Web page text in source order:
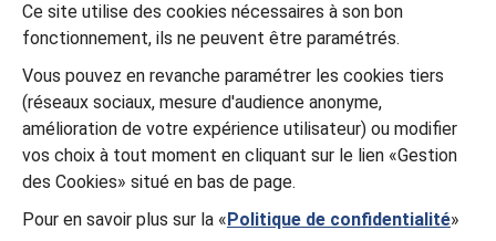
S’abonner
L’appli Versailles
Télécharger
Ce site utilise des cookies nécessaires à son bon
fonctionnement, ils ne peuvent être paramétrés.
Vous pouvez en revanche paramétrer les cookies tiers
(réseaux sociaux, mesure d'audience anonyme,
amélioration de votre expérience utilisateur) ou modifier
vos choix à tout moment en cliquant sur le lien «Gestion
des Cookies» situé en bas de page.
Pour en savoir plus sur la «Politique de confidentialité»